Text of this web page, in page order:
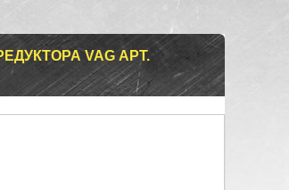
VAG АРТ.